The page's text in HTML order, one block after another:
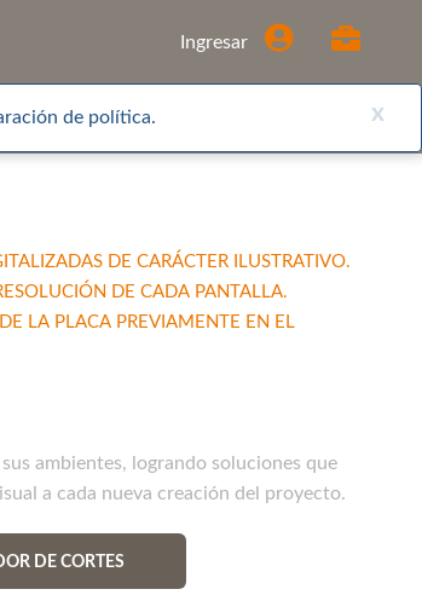
Ingresar
x
de política.
DE CARÁCTER ILUSTRATIVO.
DE CADA PANTALLA.
LA PLACA PREVIAMENTE EN EL
ambientes, logrando soluciones que
a cada nueva creación del proyecto.
DE CORTES